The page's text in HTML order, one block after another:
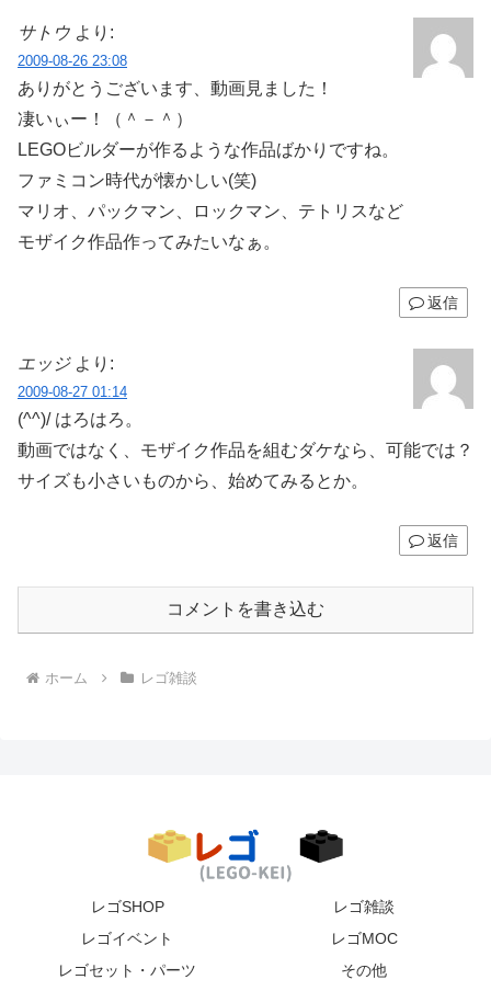
サトウ より:
2009-08-26 23:08
ありがとうございます、動画見ました！
凄いぃー！（＾－＾）
LEGOビルダーが作るような作品ばかりですね。
ファミコン時代が懐かしい(笑)
マリオ、パックマン、ロックマン、テトリスなど
モザイク作品作ってみたいなぁ。
返信
エッジ より:
2009-08-27 01:14
(^^)/ はろはろ。
動画ではなく、モザイク作品を組むダケなら、可能では？
サイズも小さいものから、始めてみるとか。
返信
コメントを書き込む
ホーム レゴ雑談
レゴSHOP
レゴ雑談
レゴイベント
レゴMOC
レゴセット・パーツ
その他